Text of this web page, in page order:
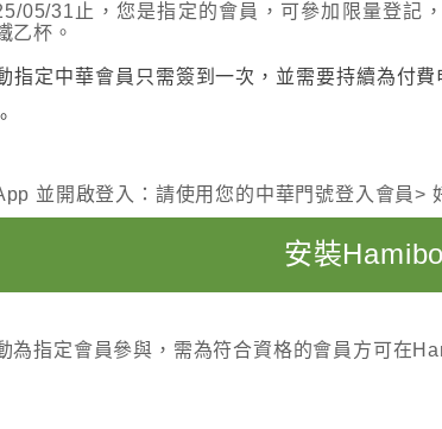
05/31止，您是指定的會員，可參加限量登記
乙杯。
指定中華會員只需簽到一次，並需要持續為付
並開啟登入：請使用您的中華門號登入會員>
安裝
為指定會員參與，需為符合資格的會員方可在